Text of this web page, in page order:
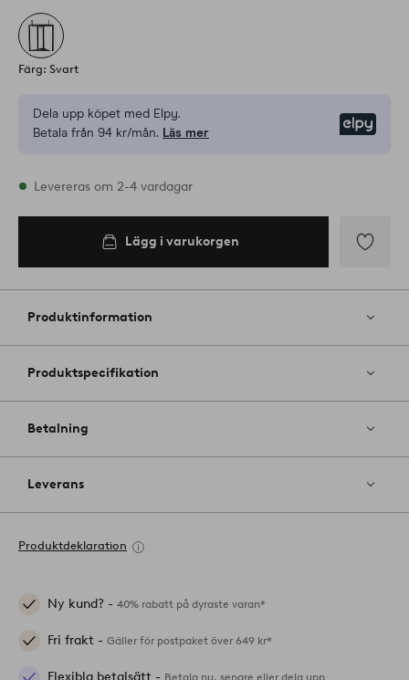
Färg: Svart
Dela upp köpet med Elpy.
Betala från 94 kr/mån. Läs mer
I lager
Levereras om 2-4 vardagar
Lägg i varukorgen
till
favoriter
Produktinformation
Produktspecifikation
Betalning
Leverans
Produktdeklaration
Ny kund? - 40% rabatt på dyraste varan*
Fri frakt - Gäller för postpaket över 649 kr*
Betala nu, senare eller dela upp